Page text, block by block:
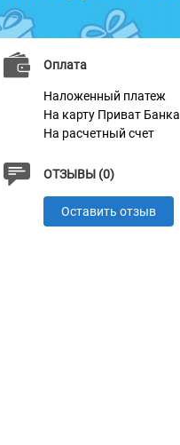
Оплата
Наложенный платеж
На карту Приват Банка
На расчетный счет
ОТЗЫВЫ (0)
Оставить отзыв